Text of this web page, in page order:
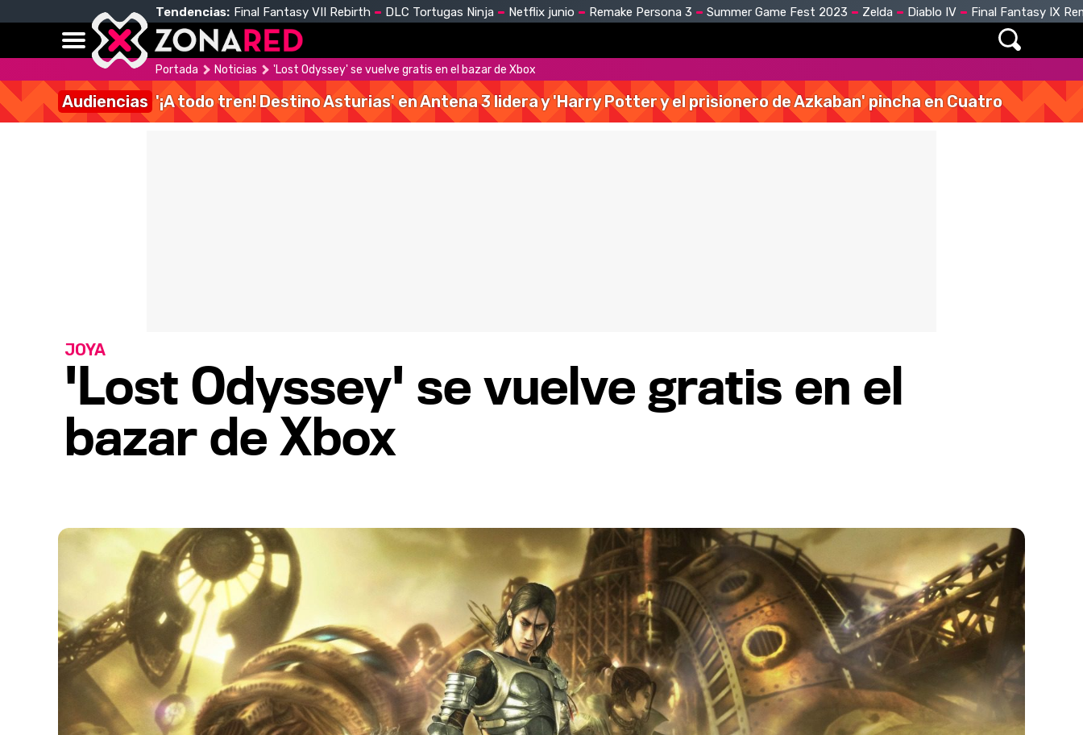
Tendencias: Final Fantasy VII Rebirth DLC Tortugas Ninja Netflix junio Remake Persona 3 Summer Game Fest 2023 Zelda Diablo IV Final Fantasy IX
Portada Noticias 'Lost Odyssey' se vuelve gratis en el bazar de Xbox
Audiencias '¡A todo tren! Destino Asturias' en Antena 3 lidera y 'Harry Potter y el prisionero de Azkaban' pincha en Cuatro
'Lost Odyssey' se vuelve gratis en el
bazar de Xbox
JOYA